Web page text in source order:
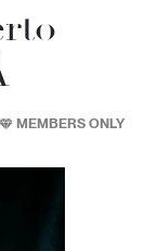
MEMBERS ONLY